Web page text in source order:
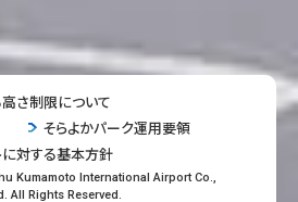
さ制限について
そらよかパーク運用要領
に対する基本方針
Kumamoto International Airport Co.,
All Rights Reserved.